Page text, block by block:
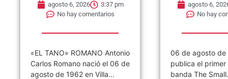
agosto 6, 2026
3:37 pm
No hay comentarios
«EL TANO» ROMANO Antonio
Carlos Romano nació el 06 de
agosto de 1962 en Villa...
agosto 6,
No hay
06 de agosto de
publica el
banda The